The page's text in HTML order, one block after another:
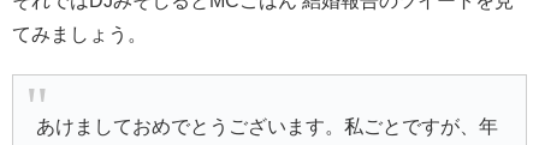
てみましょう。
あけましておめでとうございます。私ごとですが、年